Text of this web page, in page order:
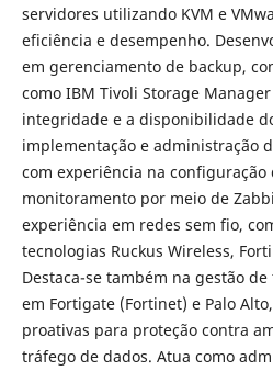
servidores utilizando KVM e
eficiência e desempenho.
em gerenciamento de backup,
como IBM Tivoli Storage
integridade e a disponibilidade
implementação e administração
com experiência na configuração
monitoramento por meio de
experiência em redes sem fio,
tecnologias Ruckus Wireless,
Destaca-se também na gestão
em Fortigate (Fortinet) e Palo
proativas para proteção contra
tráfego de dados. Atua como